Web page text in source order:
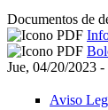
Documentos de
Jue, 04/20/2023 -
Aviso